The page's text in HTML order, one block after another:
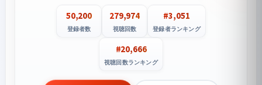
50,200
登録者数
279,974
視聴回数
#3,051
登録者ランキング
#20,666
視聴回数ランキング